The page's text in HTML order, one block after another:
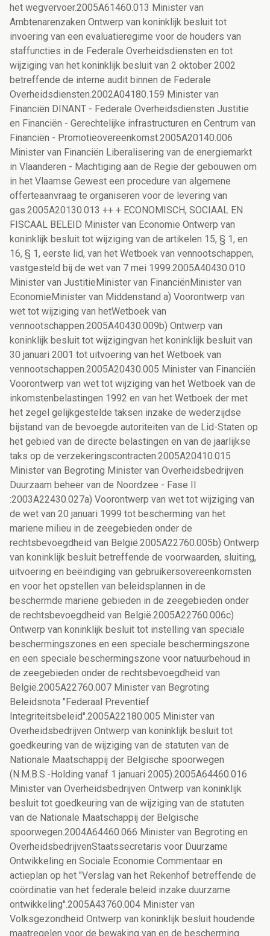
het wegvervoer.2005A61460.013 Minister van
Ambtenarenzaken Ontwerp van koninklijk besluit tot
invoering van een evaluatieregime voor de houders van
staffuncties in de Federale Overheidsdiensten en tot
wijziging van het koninklijk besluit van 2 oktober 2002
betreffende de interne audit binnen de Federale
Overheidsdiensten.2002A04180.159 Minister van
Financiën DINANT - Federale Overheidsdiensten Justitie
en Financiën - Gerechtelijke infrastructuren en Centrum van
Financiën - Promotieovereenkomst.2005A20140.006
Minister van Financiën Liberalisering van de energiemarkt
in Vlaanderen - Machtiging aan de Regie der gebouwen om
in het Vlaamse Gewest een procedure van algemene
offerteaanvraag te organiseren voor de levering van
gas.2005A20130.013 ++ + ECONOMISCH, SOCIAAL EN
FISCAAL BELEID Minister van Economie Ontwerp van
koninklijk besluit tot wijziging van de artikelen 15, § 1, en
16, § 1, eerste lid, van het Wetboek van vennootschappen,
vastgesteld bij de wet van 7 mei 1999.2005A40430.010
Minister van JustitieMinister van FinanciënMinister van
EconomieMinister van Middenstand a) Voorontwerp van
wet tot wijziging van hetWetboek van
vennootschappen.2005A40430.009b) Ontwerp van
koninklijk besluit tot wijzigingvan het koninklijk besluit van
30 januari 2001 tot uitvoering van het Wetboek van
vennootschappen.2005A20430.005 Minister van Financiën
Voorontwerp van wet tot wijziging van het Wetboek van de
inkomstenbelastingen 1992 en van het Wetboek der met
het zegel gelijkgestelde taksen inzake de wederzijdse
bijstand van de bevoegde autoriteiten van de Lid-Staten op
het gebied van de directe belastingen en van de jaarlijkse
taks op de verzekeringscontracten.2005A20410.015
Minister van Begroting Minister van Overheidsbedrijven
Duurzaam beheer van de Noordzee - Fase II
:2003A22430.027a) Voorontwerp van wet tot wijziging van
de wet van 20 januari 1999 tot bescherming van het
mariene milieu in de zeegebieden onder de
rechtsbevoegdheid van België.2005A22760.005b) Ontwerp
van koninklijk besluit betreffende de voorwaarden, sluiting,
uitvoering en beëindiging van gebruikersovereenkomsten
en voor het opstellen van beleidsplannen in de
beschermde mariene gebieden in de zeegebieden onder
de rechtsbevoegdheid van België.2005A22760.006c)
Ontwerp van koninklijk besluit tot instelling van speciale
beschermingszones en een speciale beschermingszone
en een speciale beschermingszone voor natuurbehoud in
de zeegebieden onder de rechtsbevoegdheid van
België.2005A22760.007 Minister van Begroting
Beleidsnota "Federaal Preventief
Integriteitsbeleid".2005A22180.005 Minister van
Overheidsbedrijven Ontwerp van koninklijk besluit tot
goedkeuring van de wijziging van de statuten van de
Nationale Maatschappij der Belgische spoorwegen
(N.M.B.S.-Holding vanaf 1 januari 2005).2005A64460.016
Minister van Overheidsbedrijven Ontwerp van koninklijk
besluit tot goedkeuring van de wijziging van de statuten
van de Nationale Maatschappij der Belgische
spoorwegen.2004A64460.066 Minister van Begroting en
OverheidsbedrijvenStaatssecretaris voor Duurzame
Ontwikkeling en Sociale Economie Commentaar en
actieplan op het "Verslag van het Rekenhof betreffende de
coördinatie van het federale beleid inzake duurzame
ontwikkeling".2005A43760.004 Minister van
Volksgezondheid Ontwerp van koninklijk besluit houdende
maatregelen voor de bewaking van en de bescherming